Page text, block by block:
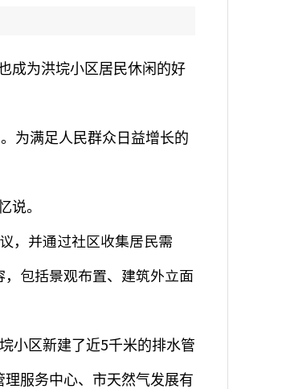
成为洪垸小区居民休闲的好
为满足人民群众日益增长的
说。
，并通过社区收集居民需
包括景观布置、建筑外立面
小区新建了近5千米的排水管
服务中心、市天然气发展有